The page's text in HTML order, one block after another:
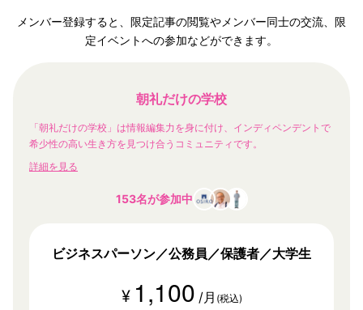
メンバー登録すると、限定記事の閲覧やメンバー同士の交流、限
定イベントへの参加などができます。
朝礼だけの学校
「朝礼だけの学校」は情報編集力を身に付け、インディペンデントで
希少性の高い生き方を見つけ合うコミュニティです。
詳細を見る
153名が参加中
ビジネスパーソン／公務員／保護者／大学生
¥ 1,100 /月 (税込)